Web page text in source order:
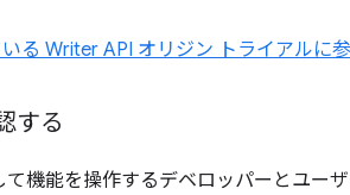
る Writer API オリジン トライアルに
する
機能を操作するデベロッパーとユー